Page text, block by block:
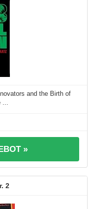
and the Birth of
...
»
2